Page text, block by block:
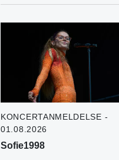
KONCERTANMELDELSE -
01.08.2026
Sofie1998